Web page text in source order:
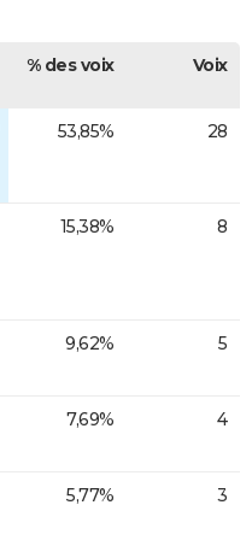
% des voix Voix
53,85% 28
15,38% 8
9,62% 5
7,69% 4
5,77% 3